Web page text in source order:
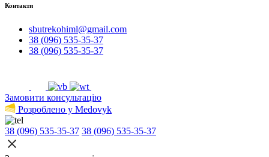
Контакти
sbutrekohiml@gmail.com
38 (096) 535-35-37
38 (096) 535-35-37
Замовити консультацію
Розроблено у Medovyk
38 (096) 535-35-37 38 (096) 535-35-37